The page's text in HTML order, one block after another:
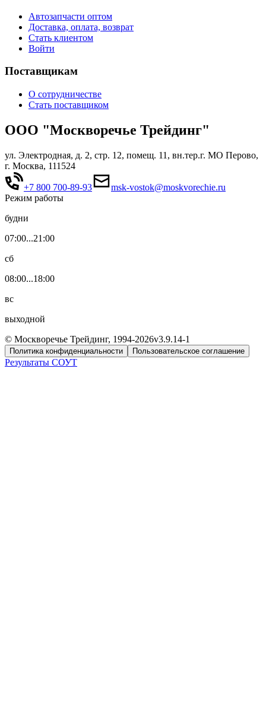
Автозапчасти оптом
Доставка, оплата, возврат
Стать клиентом
Войти
Поставщикам
О сотрудничестве
Стать поставщиком
ООО "Москворечье Трейдинг"
ул. Электродная, д. 2, стр. 12, помещ. 11, вн.тер.г. МО Перово,
г. Москва, 111524
+7 800 700-89-93
msk-vostok@moskvorechie.ru
Режим работы
будни
07:00...21:00
сб
08:00...18:00
вс
выходной
© Москворечье Трейдинг, 1994-2026v3.9.14-1
Политика конфиденциальности Пользовательское соглашение
Результаты СОУТ